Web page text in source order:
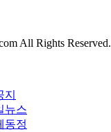
All Rights Reserved.
뉴스
동정